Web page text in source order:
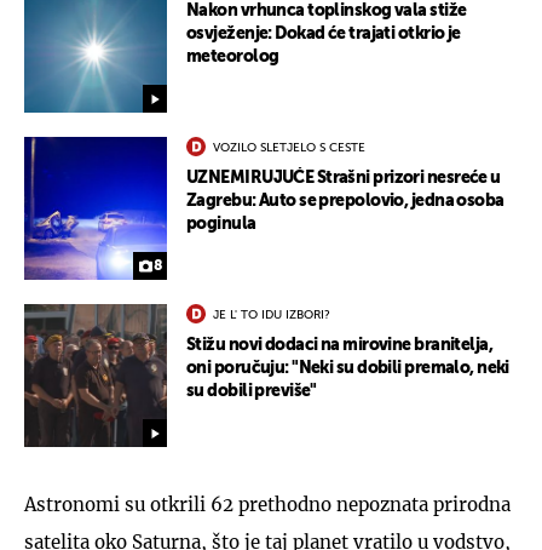
Nakon vrhunca toplinskog vala stiže
osvježenje: Dokad će trajati otkrio je
meteorolog
8
VOZILO SLETJELO S CESTE
UZNEMIRUJUĆE Strašni prizori nesreće u
Zagrebu: Auto se prepolovio, jedna osoba
poginula
JE L' TO IDU IZBORI?
Stižu novi dodaci na mirovine branitelja,
oni poručuju: "Neki su dobili premalo, neki
su dobili previše"
Astronomi su otkrili 62 prethodno nepoznata prirodna
satelita oko Saturna, što je taj planet vratilo u vodstvo,